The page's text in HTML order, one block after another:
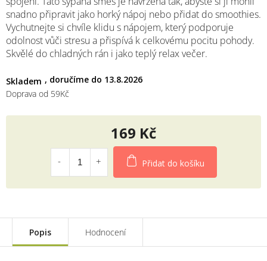
Skladem 13.8.2026
snadno připravit jako horký nápoj nebo přidat do smoothies.
Vychutnejte si chvíle klidu s nápojem, který podporuje
odolnost vůči stresu a přispívá k celkovému pocitu pohody.
Skvělé do chladných rán i jako teplý relax večer.
Doprava od 59Kč
169 Kč
Měrná
cena:
Přidat do košíku
Popis Hodnocení